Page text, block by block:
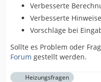
Verbesserte
Verbesserte Hinweise
Vorschläge bei
Sollte es Problem oder
Forum gestellt werden.
Heizungsfragen